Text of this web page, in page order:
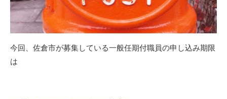
今回、佐倉市が募集している一般任期付職員の申し込み期限
は